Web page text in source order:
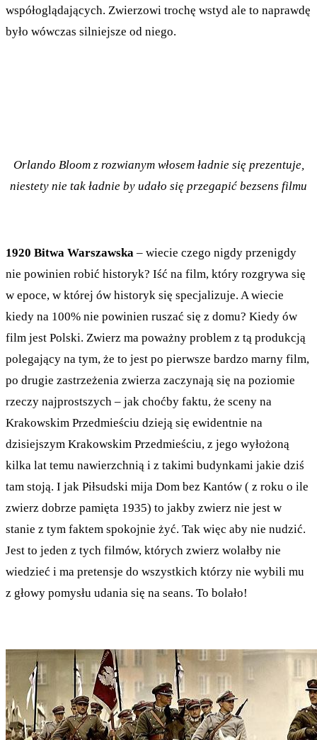
współoglądających. Zwierzowi trochę wstyd ale to naprawdę
było wówczas silniejsze od niego.
Orlando Bloom z rozwianym włosem ładnie się prezentuje,
niestety nie tak ładnie by udało się przegapić bezsens filmu
1920 Bitwa Warszawska – wiecie czego nigdy przenigdy
nie powinien robić historyk? Iść na film, który rozgrywa się
w epoce, w której ów historyk się specjalizuje. A wiecie
kiedy na 100% nie powinien ruszać się z domu? Kiedy ów
film jest Polski. Zwierz ma poważny problem z tą produkcją
polegający na tym, że to jest po pierwsze bardzo marny film,
po drugie zastrzeżenia zwierza zaczynają się na poziomie
rzeczy najprostszych – jak choćby faktu, że sceny na
Krakowskim Przedmieściu dzieją się ewidentnie na
dzisiejszym Krakowskim Przedmieściu, z jego wyłożoną
kilka lat temu nawierzchnią i z takimi budynkami jakie dziś
tam stoją. I jak Piłsudski mija Dom bez Kantów ( z roku o ile
zwierz dobrze pamięta 1935) to jakby zwierz nie jest w
stanie z tym faktem spokojnie żyć. Tak więc aby nie nudzić.
Jest to jeden z tych filmów, których zwierz wolałby nie
wiedzieć i ma pretensje do wszystkich którzy nie wybili mu
z głowy pomysłu udania się na seans. To bolało!